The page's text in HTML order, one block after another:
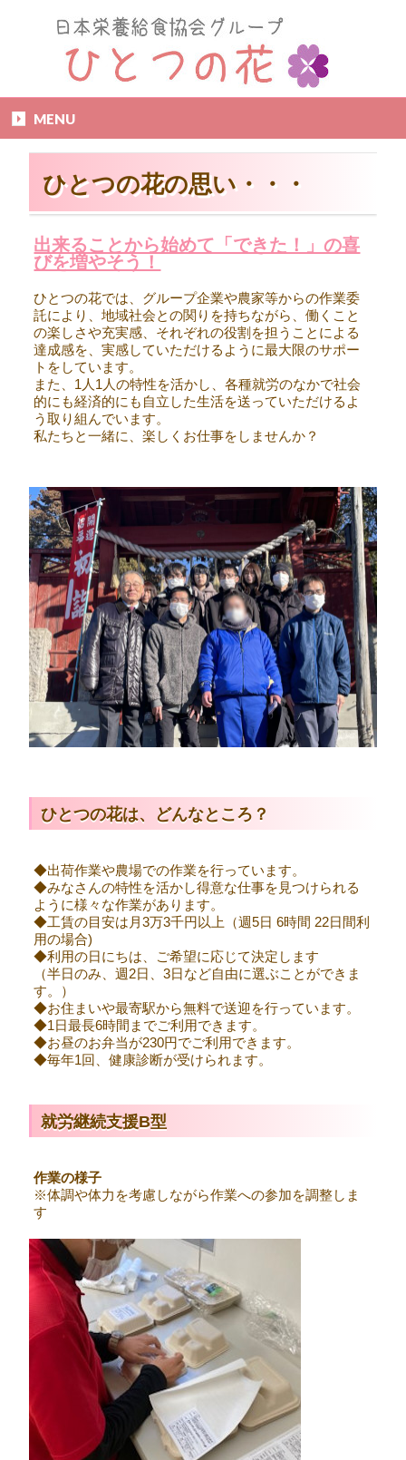
MENU
ひとつの花の思い・・・
出来ることから始めて「できた！」の喜
びを増やそう！
ひとつの花では、グループ企業や農家等からの作業委
託により、地域社会との関りを持ちながら、働くこと
の楽しさや充実感、それぞれの役割を担うことによる
達成感を、実感していただけるように最大限のサポー
トをしています。
また、1人1人の特性を活かし、各種就労のなかで社会
的にも経済的にも自立した生活を送っていただけるよ
う取り組んでいます。
私たちと一緒に、楽しくお仕事をしませんか？
ひとつの花は、どんなところ？
◆出荷作業や農場での作業を行っています。
◆みなさんの特性を活かし得意な仕事を見つけられる
ように様々な作業があります。
◆工賃の目安は月3万3千円以上（週5日 6時間 22日間利
用の場合)
◆利用の日にちは、ご希望に応じて決定します
（半日のみ、週2日、3日など自由に選ぶことができま
す。）
◆お住まいや最寄駅から無料で送迎を行っています。
◆1日最長6時間までご利用できます。
◆お昼のお弁当が230円でご利用できます。
◆毎年1回、健康診断が受けられます。
就労継続支援B型
作業の様子
※体調や体力を考慮しながら作業への参加を調整しま
す